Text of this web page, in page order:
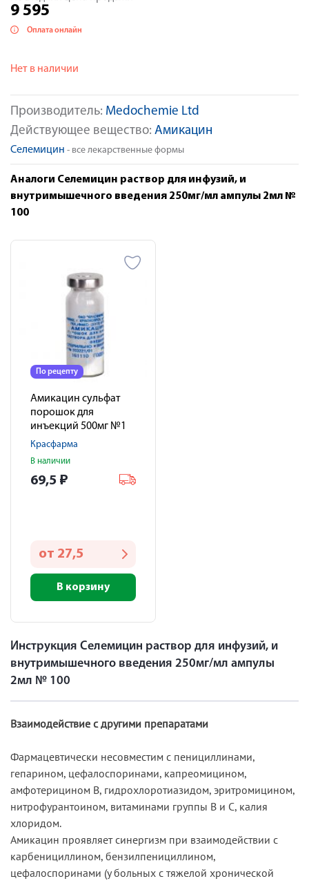
Производитель: Medochemie Ltd
Действующее вещество: Амикацин
Селемицин - все лекарственные формы
9 595
Оплата онлайн
Нет в наличии
Аналоги Селемицин раствор для инфузий, и
внутримышечного введения 250мг/мл ампулы 2мл №
100
По рецепту
Амикацин сульфат
порошок для
инъекций 500мг №1
Красфарма
В наличии
69,5 ₽
от 27,5
В корзину
Инструкция Селемицин раствор для инфузий, и
внутримышечного введения 250мг/мл ампулы
2мл № 100
Взаимодействие с другими препаратами
Фармацевтически несовместим с пенициллинами,
гепарином, цефалоспоринами, капреомицином,
амфотерицином В, гидрохлоротиазидом, эритромицином,
нитрофурантоином, витаминами группы В и С, калия
хлоридом.
Амикацин проявляет синергизм при взаимодействии с
карбенициллином, бензилпенициллином,
цефалоспоринами (у больных с тяжелой хронической